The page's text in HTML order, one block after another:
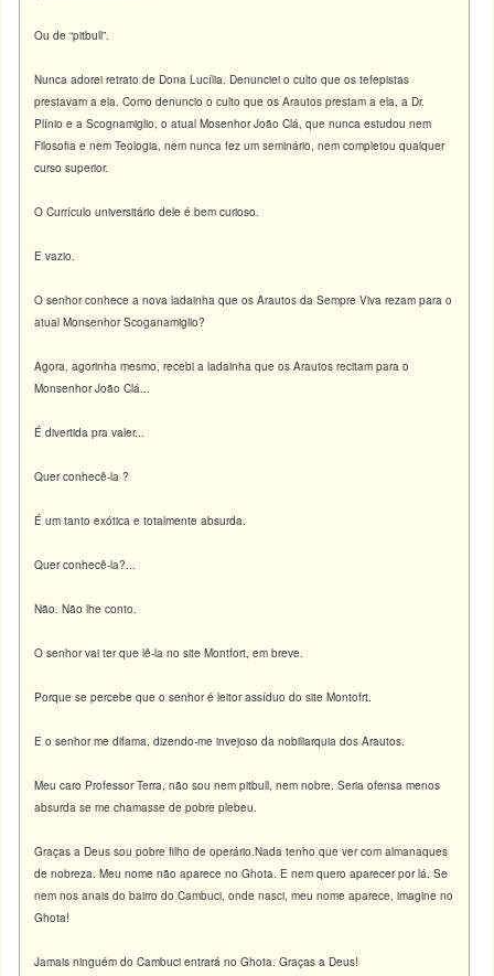
Ou de “pitbull”.
Nunca adorei retrato de Dona Lucília. Denunciei o culto que os tefepistas
prestavam a ela. Como denuncio o culto que os Arautos prestam a ela, a Dr.
Plínio e a Scognamiglio, o atual Mosenhor João Clá, que nunca estudou nem
Filosofia e nem Teologia, nem nunca fez um seminário, nem completou qualquer
curso superior.
O Currículo universitário dele é bem curioso.
E vazio.
O senhor conhece a nova ladainha que os Arautos da Sempre Viva rezam para o
atual Monsenhor Scoganamiglio?
Agora, agorinha mesmo, recebi a ladainha que os Arautos recitam para o
Monsenhor João Clá...
É divertida pra valer...
Quer conhecê-la ?
É um tanto exótica e totalmente absurda.
Quer conhecê-la?...
Não. Não lhe conto.
O senhor vai ter que lê-la no site Montfort, em breve.
Porque se percebe que o senhor é leitor assíduo do site Montofrt.
E o senhor me difama, dizendo-me invejoso da nobiliarquia dos Arautos.
Meu caro Professor Terra, não sou nem pitbull, nem nobre. Seria ofensa menos
absurda se me chamasse de pobre plebeu.
Graças a Deus sou pobre filho de operário.Nada tenho que ver com almanaques
de nobreza. Meu nome não aparece no Ghota. E nem quero aparecer por lá. Se
nem nos anais do bairro do Cambuci, onde nasci, meu nome aparece, imagine no
Ghota!
Jamais ninguém do Cambuci entrará no Ghota. Graças a Deus!